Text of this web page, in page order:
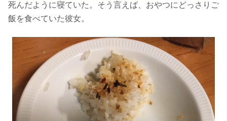
死んだように寝ていた。 そう言えば、おやつにどっさりご
飯を食べていた彼女。